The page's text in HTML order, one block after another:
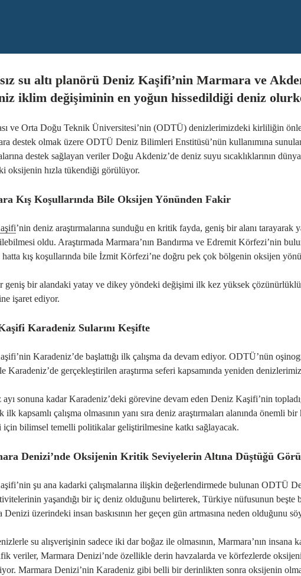
su altı planörü Deniz Kaşifi’nin Marmara ve
iklim değişiminin en yoğun hissedildiği deniz
ve Orta Doğu Teknik Üniversitesi’nin (ODTÜ) denizlerimizdeki kirliliğin
destek olmak üzere ODTÜ Deniz Bilimleri Enstitüsü’nün kullanımına
na destek sağlayan veriler Doğu Akdeniz’de deniz suyu sıcaklıklarının
oksijenin hızla tükendiği görülüyor.
Kış Koşullarında Bile Oksijen Yönünden Fakir
’nin deniz araştırmalarına sunduğu en kritik fayda, geniş bir alanı
oldu. Araştırmada Marmara’nın Bandırma ve Edremit Körfezi’nin
kış koşullarında bile İzmit Körfezi’ne doğru pek çok bölgenin oksijen
geniş bir alandaki yatay ve dikey yöndeki değişimi ilk kez yüksek çözünürlüklü
işaret ediyor.
Karadeniz Sularını Keşifte
Karadeniz’de başlattığı ilk çalışma da devam ediyor. ODTÜ’nün
Karadeniz’de gerçekleştirilen araştırma seferi kapsamında yeniden
ayı sonuna kadar Karadeniz’deki görevine devam eden Deniz Kaşifi’nin
ilk kapsamlı çalışma olmasının yanı sıra deniz araştırmaları alanında
için bilimsel temelli politikalar geliştirilmesine katkı sağlayacak.
Denizi’nde Oksijenin Kritik Seviyelerin Altına Düştüğü
şu ana kadarki çalışmalarına ilişkin değerlendirmede bulunan ODTÜ
nin yaşandığı bir iç deniz olduğunu belirterek, Türkiye nüfusunun
Denizi üzerindeki insan baskısının her geçen gün artmasına neden olduğunu
su alışverişinin sadece iki dar boğaz ile olmasının, Marmara’nın
veriler, Marmara Denizi’nde özellikle derin havzalarda ve körfezlerde
Marmara Denizi’nin Karadeniz gibi belli bir derinlikten sonra oksijenin